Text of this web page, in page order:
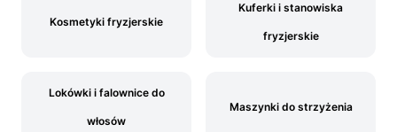
Kosmetyki fryzjerskie
Kuferki i stanowiska
fryzjerskie
Lokówki i falownice do
włosów
Maszynki do strzyżenia